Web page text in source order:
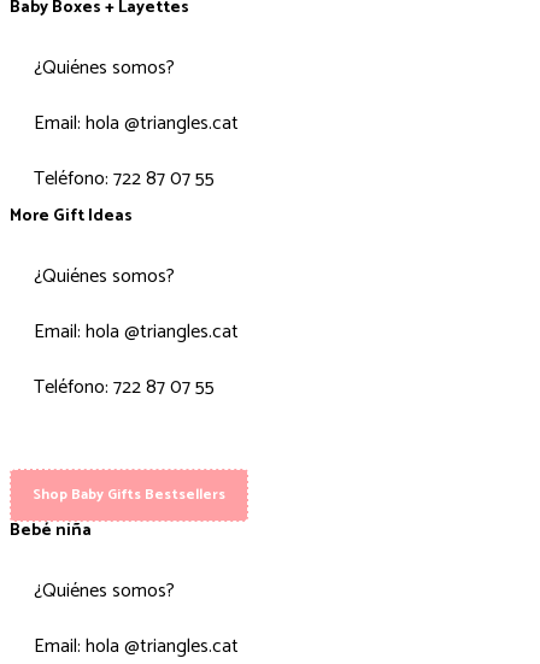
Baby Boxes + Layettes
¿Quiénes somos?
Email: hola @triangles.cat
Teléfono: 722 87 07 55
More Gift Ideas
¿Quiénes somos?
Email: hola @triangles.cat
Teléfono: 722 87 07 55
Shop Baby Gifts Bestsellers
Bebé niña
¿Quiénes somos?
Email: hola @triangles.cat